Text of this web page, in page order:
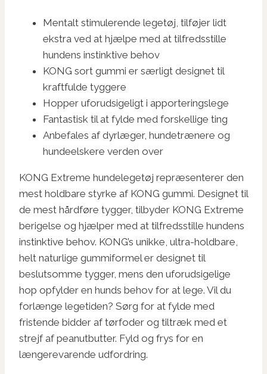
Mentalt stimulerende legetøj, tilføjer lidt
ekstra ved at hjælpe med at tilfredsstille
hundens instinktive behov
KONG sort gummi er særligt designet til
kraftfulde tyggere
Hopper uforudsigeligt i apporteringslege
Fantastisk til at fylde med forskellige ting
Anbefales af dyrlæger, hundetrænere og
hundeelskere verden over
KONG Extreme hundelegetøj repræsenterer den
mest holdbare styrke af KONG gummi. Designet til
de mest hårdføre tygger, tilbyder KONG Extreme
berigelse og hjælper med at tilfredsstille hundens
instinktive behov. KONG’s unikke, ultra-holdbare,
helt naturlige gummiformel er designet til
beslutsomme tygger, mens den uforudsigelige
hop opfylder en hunds behov for at lege. Vil du
forlænge legetiden? Sørg for at fylde med
fristende bidder af tørfoder og tiltræk med et
strejf af peanutbutter. Fyld og frys for en
længerevarende udfordring.